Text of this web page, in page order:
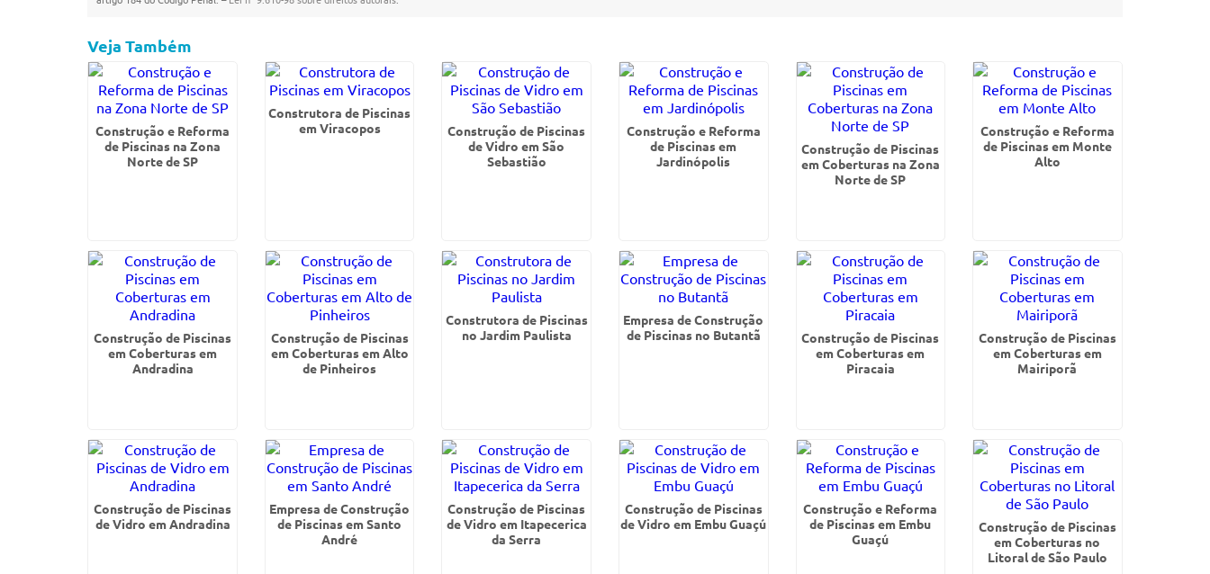
Veja Também
Construção e Reforma
de Piscinas na Zona
Norte de SP
Construtora de Piscinas
em Viracopos
Construção de Piscinas
de Vidro em São
Sebastião
Construção e Reforma
de Piscinas em
Jardinópolis
Construção de Piscinas
em Coberturas na Zona
Norte de SP
Construção e Reforma
de Piscinas em Monte
Alto
Construção de Piscinas
em Coberturas em
Andradina
Construção de Piscinas
em Coberturas em Alto
de Pinheiros
Construtora de Piscinas
no Jardim Paulista
Empresa de Construção
de Piscinas no Butantã
Construção de Piscinas
em Coberturas em
Piracaia
Construção de Piscinas
em Coberturas em
Mairiporã
Construção de Piscinas
de Vidro em Andradina
Empresa de Construção
de Piscinas em Santo
André
Construção de Piscinas
de Vidro em Itapecerica
da Serra
Construção de Piscinas
de Vidro em Embu Guaçú
Construção e Reforma
de Piscinas em Embu
Guaçú
Construção de Piscinas
em Coberturas no
Litoral de São Paulo